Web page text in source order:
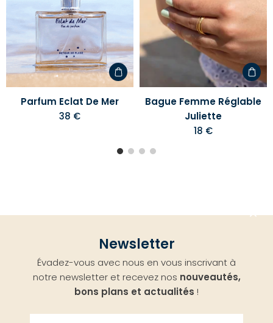
d'envies
Parfum Eclat De Mer
38 €
votre
liste
Bague Femme Réglable
Juliette
18 €
Newsletter
Évadez-vous avec nous en vous inscrivant à
notre newsletter et recevez nos nouveautés,
bons plans et actualités !